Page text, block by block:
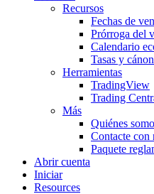
Recursos
Fechas de
Prórroga del
Calendario
Tasas y
Herramientas
TradingView
Trading
Más
Quiénes
Contacte con
Paquete
Abrir cuenta
Iniciar
Resources